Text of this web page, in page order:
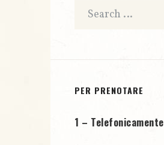
TRIO
PER PRENOTARE
1 – Telefonicamente